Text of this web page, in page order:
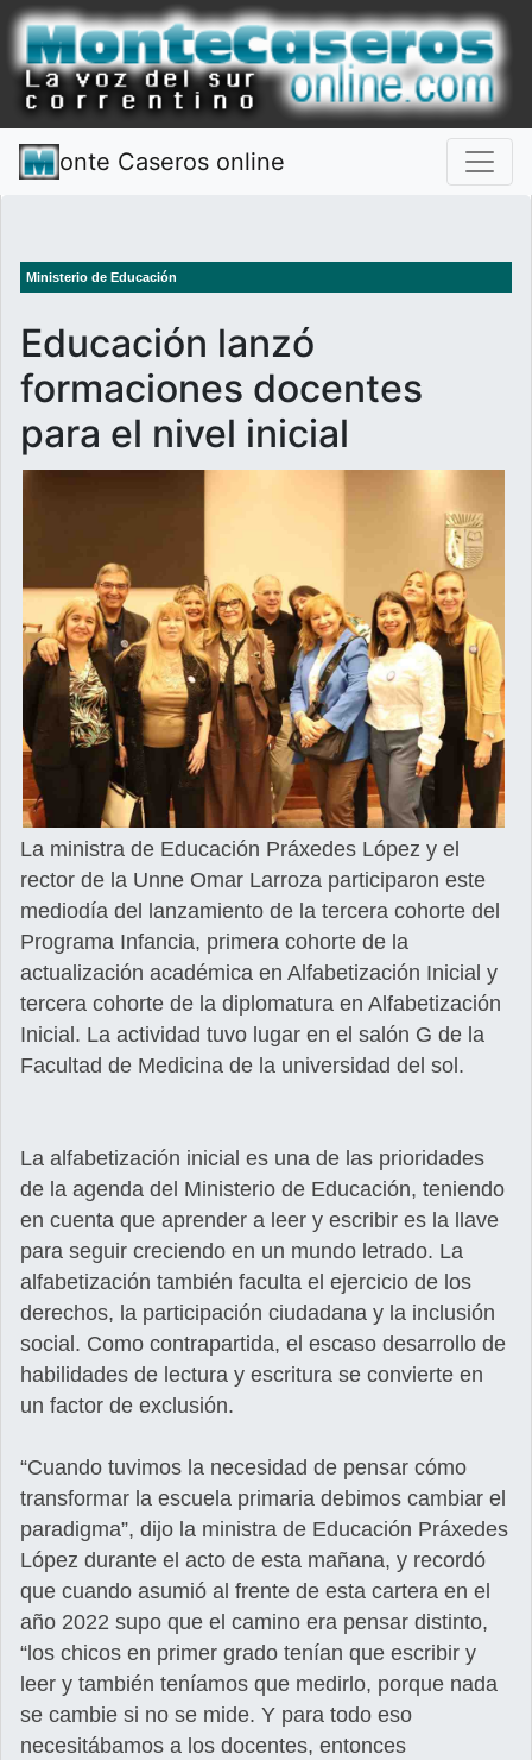
onte Caseros online
Ministerio de Educación
Educación lanzó
formaciones docentes
para el nivel inicial
La ministra de Educación Práxedes López y el
rector de la Unne Omar Larroza participaron este
mediodía del lanzamiento de la tercera cohorte del
Programa Infancia, primera cohorte de la
actualización académica en Alfabetización Inicial y
tercera cohorte de la diplomatura en Alfabetización
Inicial. La actividad tuvo lugar en el salón G de la
Facultad de Medicina de la universidad del sol.
La alfabetización inicial es una de las prioridades
de la agenda del Ministerio de Educación, teniendo
en cuenta que aprender a leer y escribir es la llave
para seguir creciendo en un mundo letrado. La
alfabetización también faculta el ejercicio de los
derechos, la participación ciudadana y la inclusión
social. Como contrapartida, el escaso desarrollo de
habilidades de lectura y escritura se convierte en
un factor de exclusión.
“Cuando tuvimos la necesidad de pensar cómo
transformar la escuela primaria debimos cambiar el
paradigma”, dijo la ministra de Educación Práxedes
López durante el acto de esta mañana, y recordó
que cuando asumió al frente de esta cartera en el
año 2022 supo que el camino era pensar distinto,
“los chicos en primer grado tenían que escribir y
leer y también teníamos que medirlo, porque nada
se cambie si no se mide. Y para todo eso
necesitábamos a los docentes, entonces